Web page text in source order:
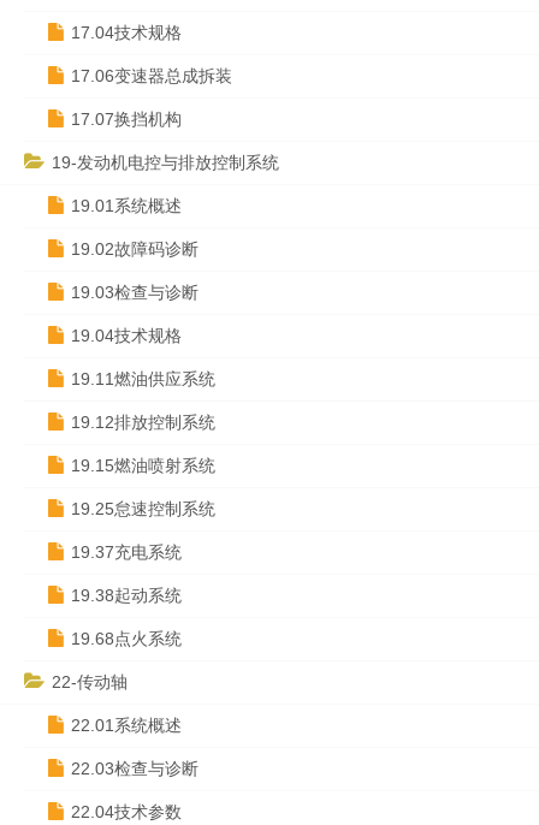
17.04技术规格
17.06变速器总成拆装
17.07换挡机构
19-发动机电控与排放控制系统
19.01系统概述
19.02故障码诊断
19.03检查与诊断
19.04技术规格
19.11燃油供应系统
19.12排放控制系统
19.15燃油喷射系统
19.25怠速控制系统
19.37充电系统
19.38起动系统
19.68点火系统
22-传动轴
22.01系统概述
22.03检查与诊断
22.04技术参数